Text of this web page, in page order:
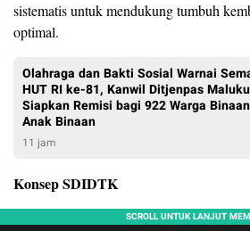
sistematis untuk mendukung tumbuh
optimal.
Olahraga dan Bakti Sosial Warnai
HUT RI ke-81, Kanwil Ditjenpas Maluku
Siapkan Remisi bagi 922 Warga
Anak Binaan
11 jam
Konsep SDIDTK